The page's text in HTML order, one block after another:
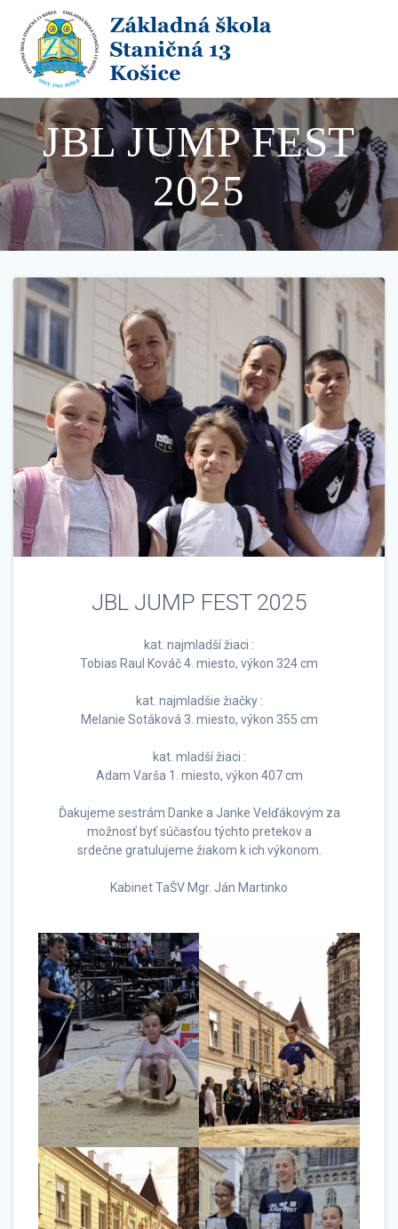
to
content
JBL JUMP FEST
2025
JBL JUMP FEST 2025
kat. najmladší žiaci :
Tobias Raul Kováč 4. miesto, výkon 324 cm
kat. najmladšie žiačky :
Melanie Sotáková 3. miesto, výkon 355 cm
kat. mladší žiaci :
Adam Varša 1. miesto, výkon 407 cm
Ďakujeme sestrám Danke a Janke Velďákovým za
možnosť byť súčasťou týchto pretekov a
srdečne gratulujeme žiakom k ich výkonom.
Kabinet TaŠV Mgr. Ján Martinko